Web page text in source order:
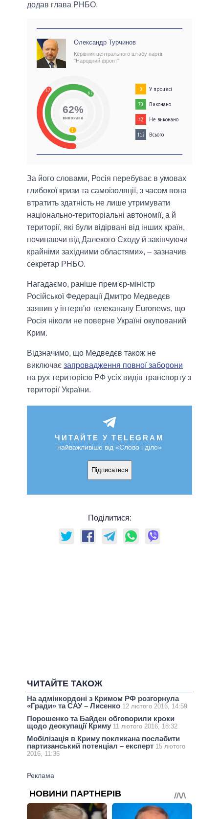
додав глава РНБО.
Олександр Турчинов
Керівник центрального штабу партії
"Народний фронт"
37 62
1
62%
виконано
0 У процесі
70 Виконано
42 Не виконано
112 Всього
За його словами, Росія перебуває в умовах
глибокої кризи та самоізоляції, з часом вона
втратить здатність не лише утримувати
національно-територіальні автономії, а й
території, які були відірвані від інших країн,
починаючи від Далекого Сходу й закінчуючи
крайніми західними областями», – зазначив
секретар РНБО.
Нагадаємо, раніше прем'єр-міністр
Російської Федерації Дмитро Медведєв
заявив у інтерв'ю телеканалу Euronews, що
Росія ніколи не поверне Україні окупований
Крим.
Відзначимо, що Медведєв також не
виключає запровадження повної заборони
на рух територією РФ усіх видів транспорту з
території України.
ЧИТАЙТЕ У TELEGRAM
найважливіше від «Слово і діло»
Підписатися
Поділитися:
ЧИТАЙТЕ ТАКОЖ
На адмінкордоні з Кримом РФ розгорнула
«Гради» та САУ – Лисенко 12 лютого 2016, 14:59
Порошенко та Байден обговорили кроки
щодо деокупації Криму 11 лютого 2016, 18:32
Мобілізація в Криму покликана послабити
партизанський потенціал – експерт 15 лютого
2016, 11:36